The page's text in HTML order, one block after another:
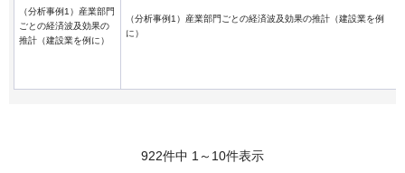
（分析事例1）産業部門
ごとの経済波及効果の
推計（建設業を例に）
（分析事例1）産業部門ごとの経済波及効果の推計（建設業を例
に）
922件中 1～10件表示